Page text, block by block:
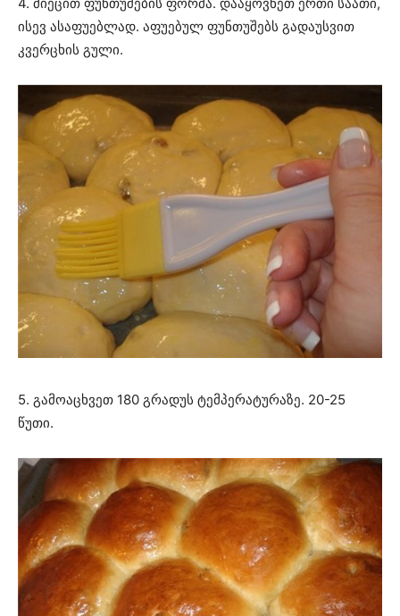
ისევ ასაფუებლად. აფუებულ ფუნთუშებს გადაუსვით
კვერცხის გული.
5. გამოაცხვეთ 180 გრადუს ტემპერატურაზე. 20-25
წუთი.